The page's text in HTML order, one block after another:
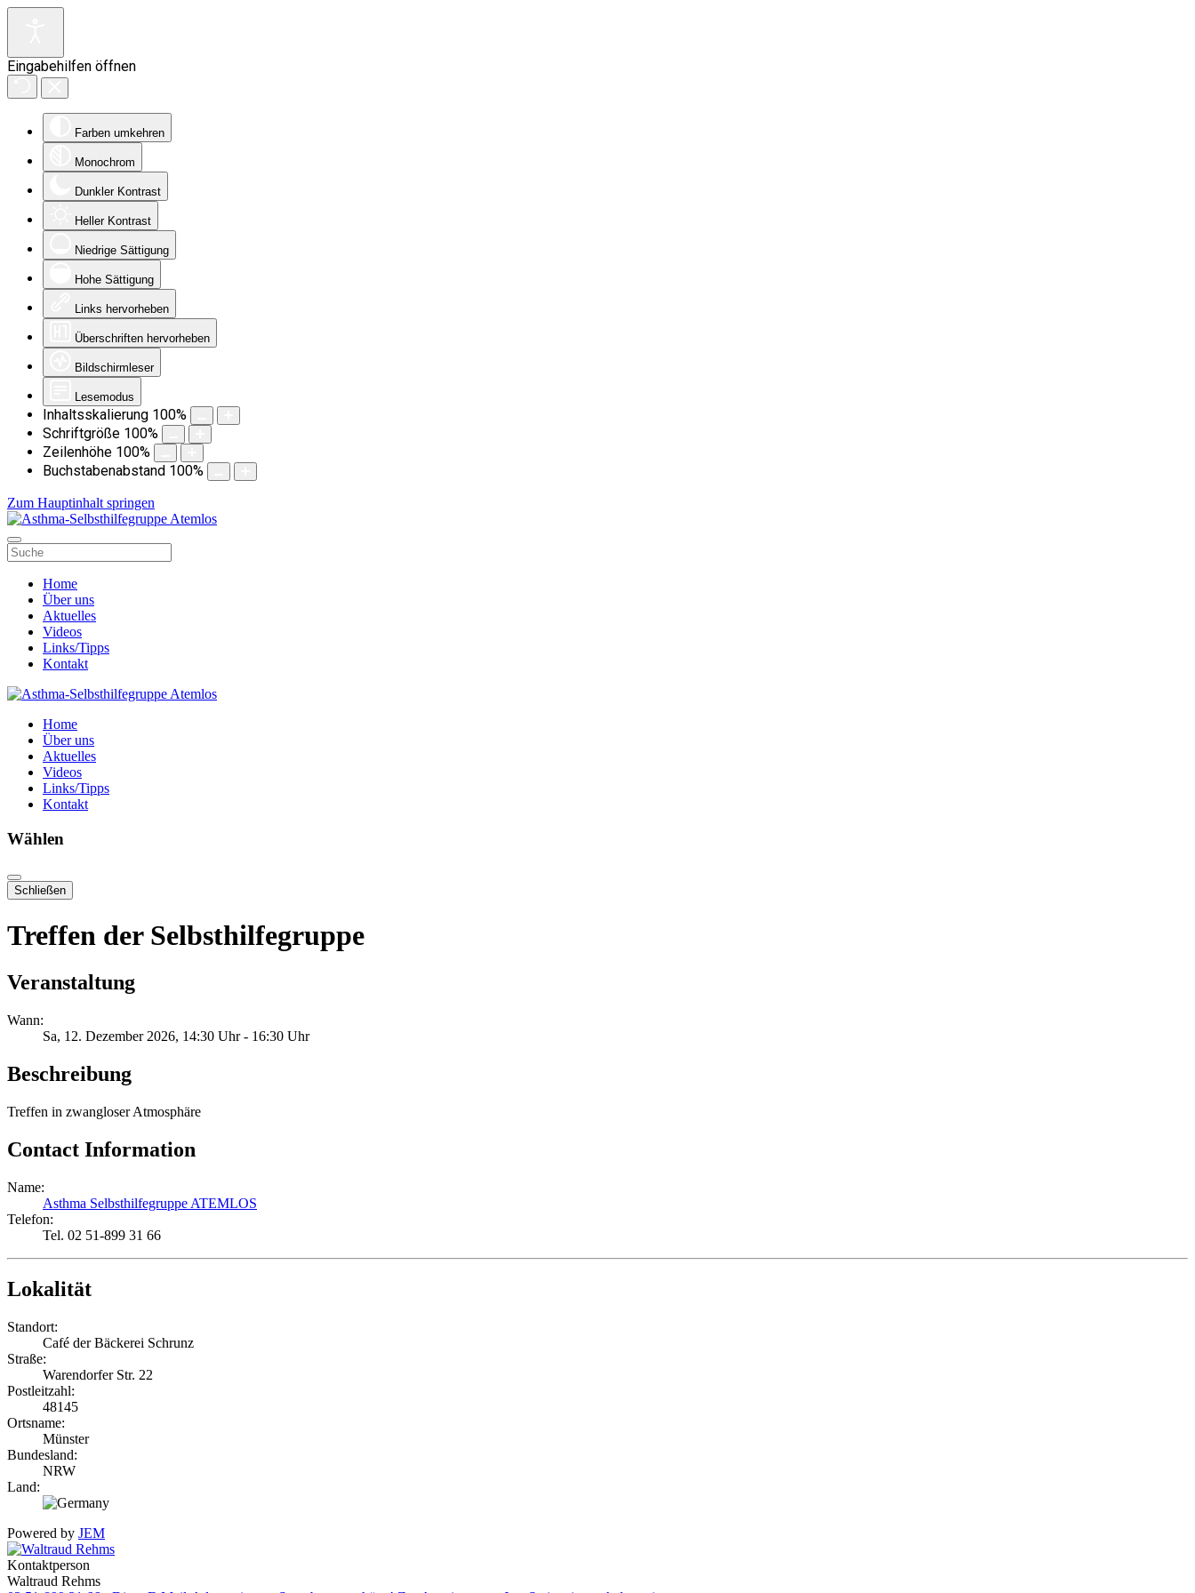
Eingabehilfen öffnen
Farben umkehren
Monochrom
Dunkler Kontrast
Heller Kontrast
Niedrige Sättigung
Hohe Sättigung
Links hervorheben
Überschriften hervorheben
Bildschirmleser
Lesemodus
Inhaltsskalierung 100%
Schriftgröße 100%
Zeilenhöhe 100%
Buchstabenabstand 100%
Zum Hauptinhalt springen
Home
Über uns
Aktuelles
Videos
Links/Tipps
Kontakt
Home
Über uns
Aktuelles
Videos
Links/Tipps
Kontakt
Wählen
Schließen
Treffen der Selbsthilfegruppe
Veranstaltung
Wann:
Sa, 12. Dezember 2026, 14:30 Uhr- 16:30 Uhr
Beschreibung
Treffen in zwangloser Atmosphäre
Contact Information
Name:
Asthma Selbsthilfegruppe ATEMLOS
Telefon:
Tel. 02 51-899 31 66
Lokalität
Standort:
Café der Bäckerei Schrunz
Straße:
Warendorfer Str. 22
Postleitzahl:
48145
Ortsname:
Münster
Bundesland:
NRW
Land:
Powered by JEM
Kontaktperson
Waltraud Rehms